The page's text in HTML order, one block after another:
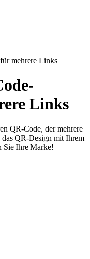
mehrere Links
Links
QR-Code, der mehrere
QR-Design mit Ihrem
Sie Ihre Marke!